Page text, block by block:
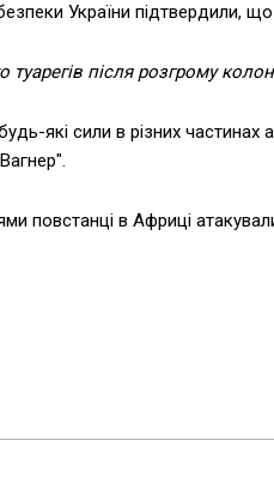
України підтвердили,
туарегів після розгрому
які сили в різних
повстанці в Африці